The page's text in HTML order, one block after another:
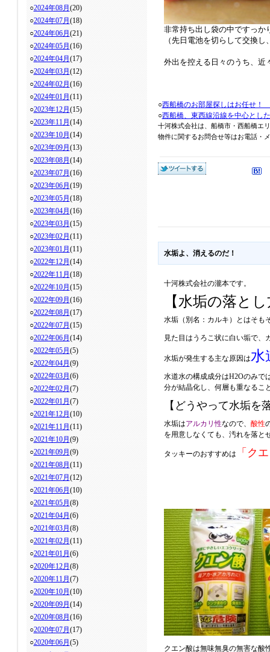
○2024年08月 (20)
○2024年07月 (18)
○2024年06月 (21)
○2024年05月 (16)
○2024年04月 (17)
○2024年03月 (12)
○2024年02月 (16)
○2024年01月 (11)
○2023年12月 (15)
○2023年11月 (14)
○2023年10月 (14)
○2023年09月 (13)
○2023年08月 (14)
○2023年07月 (16)
○2023年06月 (19)
○2023年05月 (18)
○2023年04月 (16)
○2023年03月 (15)
○2023年02月 (11)
○2023年01月 (11)
○2022年12月 (14)
○2022年11月 (18)
○2022年10月 (15)
○2022年09月 (16)
○2022年08月 (17)
○2022年07月 (15)
○2022年06月 (14)
○2022年05月 (5)
○2022年04月 (9)
○2022年03月 (6)
○2022年02月 (7)
○2022年01月 (7)
○2021年12月 (10)
○2021年11月 (11)
○2021年10月 (9)
○2021年09月 (9)
○2021年08月 (11)
○2021年07月 (12)
○2021年06月 (10)
○2021年05月 (8)
○2021年04月 (6)
○2021年03月 (8)
○2021年02月 (11)
○2021年01月 (6)
○2020年12月 (8)
○2020年11月 (7)
○2020年10月 (10)
○2020年09月 (14)
○2020年08月 (16)
○2020年07月 (17)
○2020年06月 (5)
非常持ち出し袋の中ですっ
（先日電池を切らして交換
外出を控える日々のうち、近
○西船橋のお部屋探しはお任せ！
○西船橋、東西線沿線を中心とし
十河株式会社は、船橋市・西船橋エ
物件に関するお問合せ等はお電話・
水垢よ、消えるのだ！
十河株式会社の瀧本です。
【水垢の落と
水垢（別名：カルキ）とはそも
見た目はうろこ状に白い垢で、
水垢が発生する主な原因は水
水道水の構成成分はH2Oのみで
分が結晶化し、何層も重なるこ
【どうやって水垢を
水垢はアルカリ性なので、 酸性
を用意しなくても、汚れを落と
タッキーのおすすめは 「ク
クエン酸は無味無臭の無害な酸